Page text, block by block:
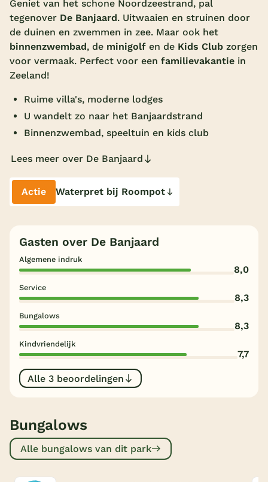
Overdekt zwembad
Wildwaterbaan
Indoor speeltuin
Keuzehulp
Nederland
Veluwe
Limburg
Duitsland
Onze e-boeken
Geniet van het schone Noordzeestrand, pal
tegenover De Banjaard. Uitwaaien en struinen door
de duinen en zwemmen in zee. Maar ook het
binnenzwembad, de minigolf en de Kids Club zorgen
voor vermaak. Perfect voor een familievakantie in
Zeeland!
Ruime villa's, moderne lodges
U wandelt zo naar het Banjaardstrand
Binnenzwembad, speeltuin en kids club
Lees meer over De Banjaard
Actie Waterpret bij Roompot
Gasten over De Banjaard
Algemene indruk
8,0
Service
8,3
Bungalows
8,3
Kindvriendelijk
7,7
Alle 3 beoordelingen
Bungalows
Alle bungalows van dit park